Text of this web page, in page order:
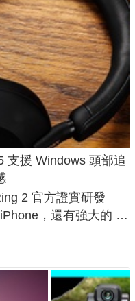
支援 Windows 頭部追
2 官方證實研發
，還有強大的 AI